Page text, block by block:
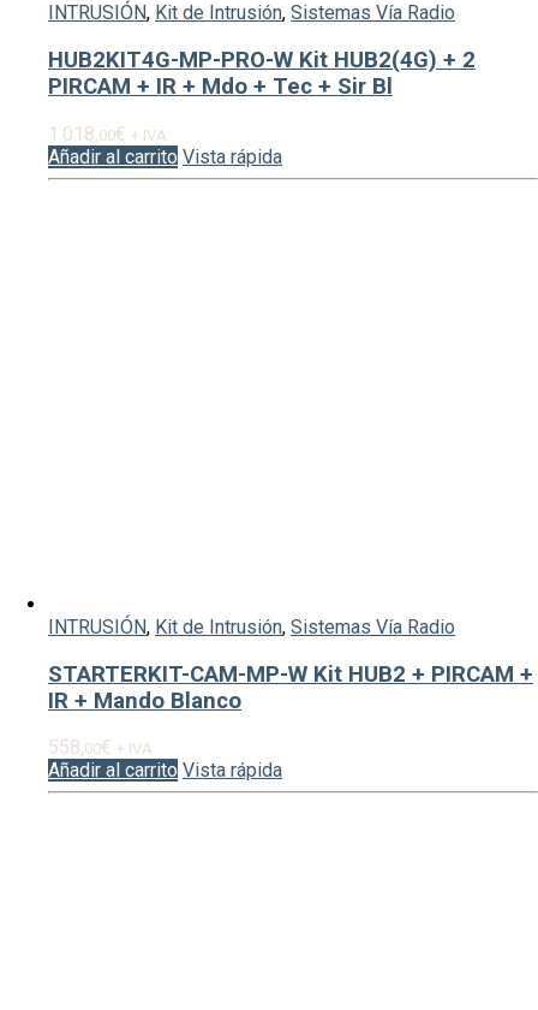
INTRUSIÓN, Kit de Intrusión, Sistemas Vía Radio
HUB2KIT4G-MP-PRO-W Kit HUB2(4G) + 2
PIRCAM + IR + Mdo + Tec + Sir Bl
1.018,00€ + IVA
Añadir al carrito Vista rápida
INTRUSIÓN, Kit de Intrusión, Sistemas Vía Radio
STARTERKIT-CAM-MP-W Kit HUB2 + PIRCAM +
IR + Mando Blanco
558,00€ + IVA
Añadir al carrito Vista rápida